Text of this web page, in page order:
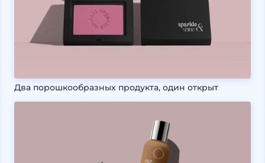
Два порошкообразных продукта, один открыт